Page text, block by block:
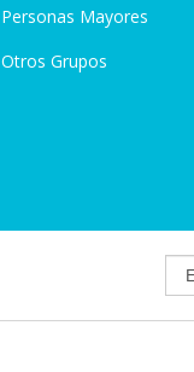
Personas Mayores
Otros Grupos